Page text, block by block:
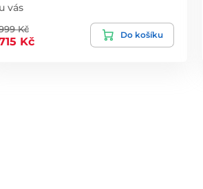
u vás
Kč
Kč
Do košíku